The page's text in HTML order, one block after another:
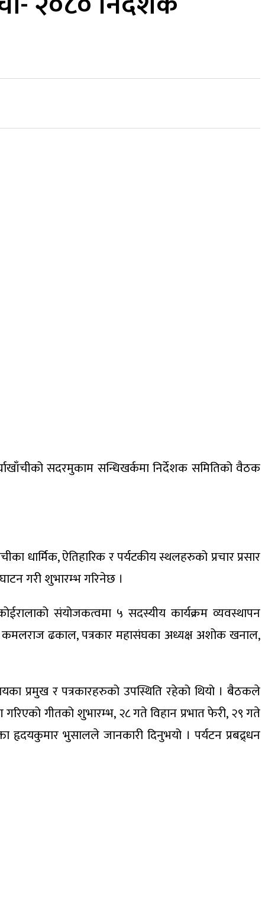
सदरमुकाम सन्धिखर्कमा निर्देशक समितिको वैठक
धार्मिक, ऐतिहारिक र पर्यटकीय स्थलहरुको प्रचार प्रसार
गरी शुभारम्भ गरिनेछ ।
संयोजकत्वमा ५ सदस्यीय कार्यक्रम व्यवस्थापन
कमलराज ढकाल, पत्रकार महासंघका अध्यक्ष अशोक खनाल,
प्रमुख र पत्रकारहरुको उपस्थिति रहेको थियो । बैठकले
गीतको शुभारम्भ, २८ गते विहान प्रभात फेरी, २९ गते
भुसालले जानकारी दिनुभयो । पर्यटन प्रबद्र्धन